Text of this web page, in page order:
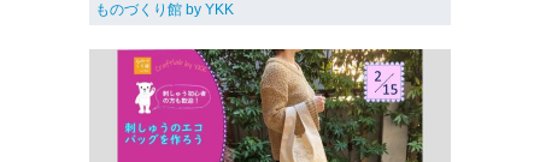
ものづくり館 by YKK